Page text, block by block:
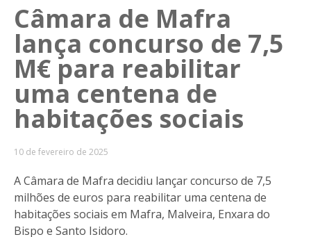
Câmara de Mafra
lança concurso de 7,5
M€ para reabilitar
uma centena de
habitações sociais
10 de fevereiro de 2025
A Câmara de Mafra decidiu lançar concurso de 7,5
milhões de euros para reabilitar uma centena de
habitações sociais em Mafra, Malveira, Enxara do
Bispo e Santo Isidoro.